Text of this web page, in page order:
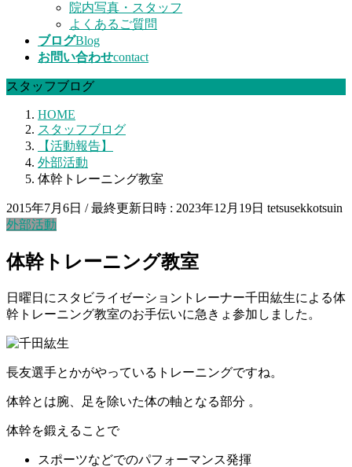
院内写真・スタッフ
よくあるご質問
ブログBlog
お問い合わせcontact
スタッフブログ
HOME
スタッフブログ
【活動報告】
外部活動
体幹トレーニング教室
2015年7月6日 / 最終更新日時 : 2023年12月19日 tetsusekkotsuin
外部活動
体幹トレーニング教室
日曜日にスタビライゼーショントレーナー千田紘生による体
幹トレーニング教室のお手伝いに急きょ参加しました。
長友選手とかがやっているトレーニングですね。
体幹とは腕、足を除いた体の軸となる部分 。
体幹を鍛えることで
スポーツなどでのパフォーマンス発揮